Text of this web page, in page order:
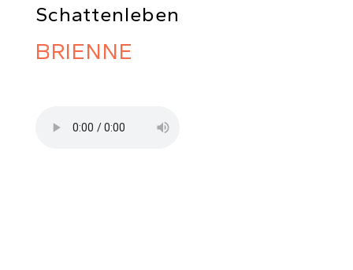
Schattenleben
BRIENNE